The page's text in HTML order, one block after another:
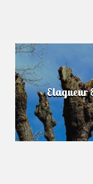
Elagueur